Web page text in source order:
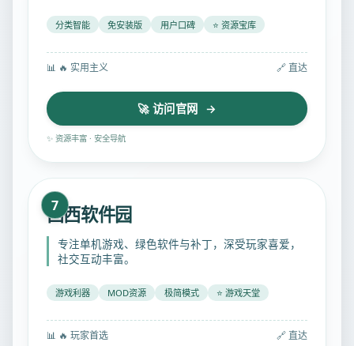
分类智能 免安装版 用户口碑 ⭐ 资源宝库
📊 🔥 实用主义 🔗 直达
🚀 访问官网 →
✨ 资源丰富 · 安全导航
7
西西软件园
专注单机游戏、绿色软件与补丁，深受玩家喜爱，
社交互动丰富。
游戏利器 MOD资源 极简模式 ⭐ 游戏天堂
📊 🔥 玩家首选 🔗 直达